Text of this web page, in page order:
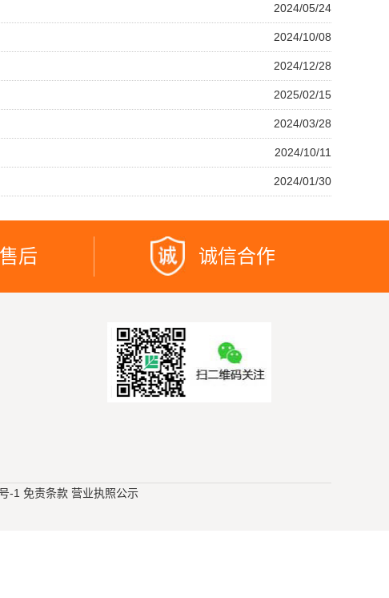
2024/05/24
2024/10/08
2024/12/28
2025/02/15
2024/03/28
2024/10/11
2024/01/30
后 诚信合作
-1 免责条款 营业执照公示